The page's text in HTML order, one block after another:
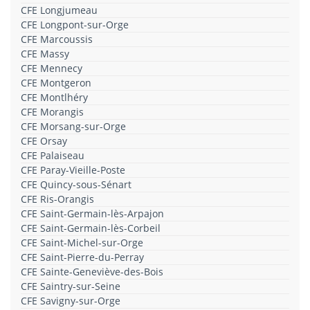
CFE Longjumeau
CFE Longpont-sur-Orge
CFE Marcoussis
CFE Massy
CFE Mennecy
CFE Montgeron
CFE Montlhéry
CFE Morangis
CFE Morsang-sur-Orge
CFE Orsay
CFE Palaiseau
CFE Paray-Vieille-Poste
CFE Quincy-sous-Sénart
CFE Ris-Orangis
CFE Saint-Germain-lès-Arpajon
CFE Saint-Germain-lès-Corbeil
CFE Saint-Michel-sur-Orge
CFE Saint-Pierre-du-Perray
CFE Sainte-Geneviève-des-Bois
CFE Saintry-sur-Seine
CFE Savigny-sur-Orge